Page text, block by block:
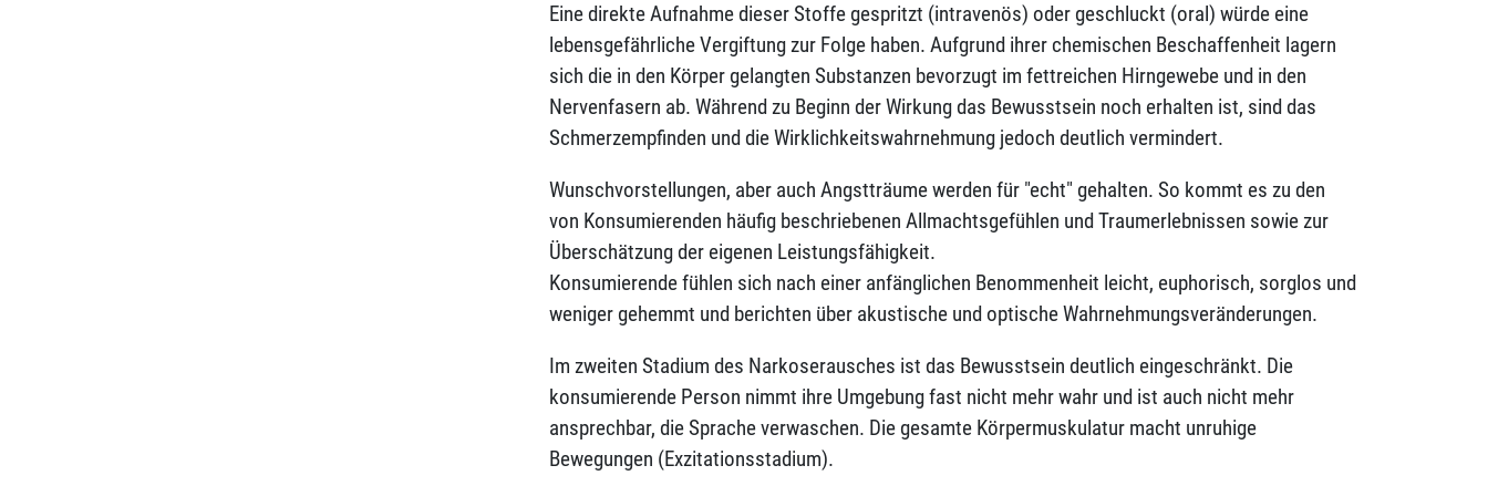
Eine direkte Aufnahme dieser Stoffe gespritzt (intravenös) oder geschluckt (oral) würde eine
lebensgefährliche Vergiftung zur Folge haben. Aufgrund ihrer chemischen Beschaffenheit lagern
sich die in den Körper gelangten Substanzen bevorzugt im fettreichen Hirngewebe und in den
Nervenfasern ab. Während zu Beginn der Wirkung das Bewusstsein noch erhalten ist, sind das
Schmerzempfinden und die Wirklichkeitswahrnehmung jedoch deutlich vermindert.
Wunschvorstellungen, aber auch Angstträume werden für "echt" gehalten. So kommt es zu den
von Konsumierenden häufig beschriebenen Allmachtsgefühlen und Traumerlebnissen sowie zur
Überschätzung der eigenen Leistungsfähigkeit.
Konsumierende fühlen sich nach einer anfänglichen Benommenheit leicht, euphorisch, sorglos und
weniger gehemmt und berichten über akustische und optische Wahrnehmungsveränderungen.
Im zweiten Stadium des Narkoserausches ist das Bewusstsein deutlich eingeschränkt. Die
konsumierende Person nimmt ihre Umgebung fast nicht mehr wahr und ist auch nicht mehr
ansprechbar, die Sprache verwaschen. Die gesamte Körpermuskulatur macht unruhige
Bewegungen (Exzitationsstadium).